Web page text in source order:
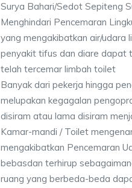
Surya Bahari/Sedot Sepiteng
Menghindari Pencemaran
yang mengakibatkan air/udara
penyakit tifus dan diare dapat
telah tercemar limbah toilet
Banyak dari pekerja hingga
melupakan kegagalan
disiram atau lama disiram
Kamar-mandi / Toilet
mengakibatkan Pencemaran
bebasdan terhirup
ruang yang berbeda-beda